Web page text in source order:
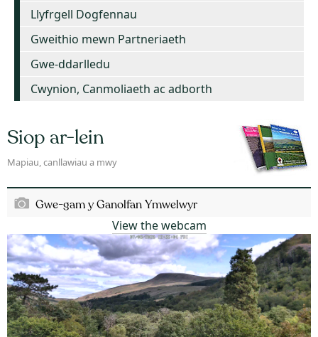
Llyfrgell Dogfennau
Gweithio mewn Partneriaeth
Gwe-ddarlledu
Cwynion, Canmoliaeth ac adborth
Siop ar-lein
Mapiau, canllawiau a mwy
Gwe-gam y Ganolfan Ymwelwyr
View the webcam